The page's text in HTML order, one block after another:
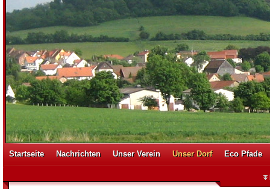
Startseite Nachrichten Unser Verein Unser Dorf Eco Pfade